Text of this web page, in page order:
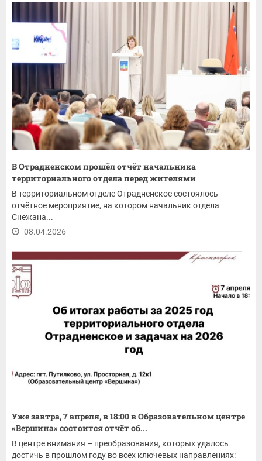
В Отрадненском прошёл отчёт начальника
территориального отдела перед жителями
В территориальном отделе Отрадненское состоялось
отчётное мероприятие, на котором начальник отдела
Снежана...
08.04.2026
Уже завтра, 7 апреля, в 18:00 в Образовательном центре
«Вершина» состоится отчёт об...
В центре внимания – преобразования, которых удалось
достичь в прошлом году во всех ключевых направлениях: